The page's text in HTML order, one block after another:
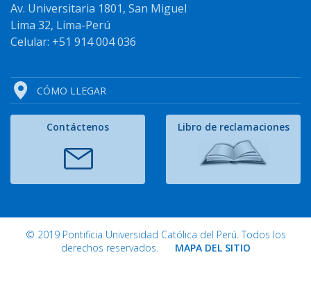
Av. Universitaria 1801, San Miguel
Lima 32, Lima-Perú
Celular: +51 914 004 036
CÓMO LLEGAR
Contáctenos Libro de reclamaciones
© 2019 Pontificia Universidad Católica del Perú. Todos los
derechos reservados. MAPA DEL SITIO